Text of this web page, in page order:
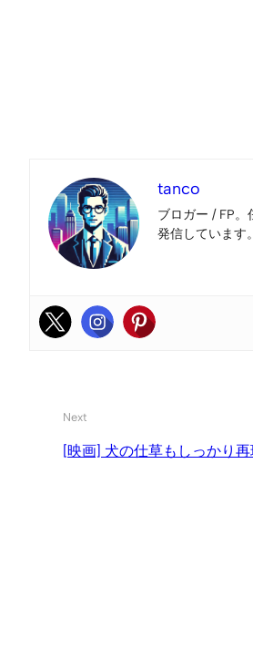
tanco
ブロガー / FP。
発信しています。
Next
[映画] 犬の仕草もしっかり再